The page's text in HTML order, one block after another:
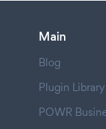
Main
Blog
Plugin Library
POWR